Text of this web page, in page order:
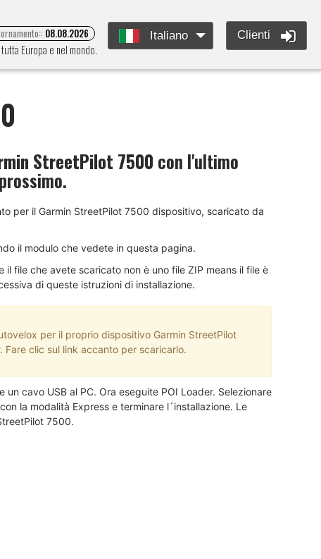
Europa e nel mondo.
08.08.2026 Italiano Clienti
StreetPilot 7500 con l'ultimo
per il Garmin StreetPilot 7500 dispositivo, scaricato da
il modulo che vedete in questa pagina.
file che avete scaricato non è uno file ZIP means il file è
di queste istruzioni di installazione.
per il proprio dispositivo Garmin StreetPilot
clic sul link accanto per scaricarlo.
cavo USB al PC. Ora eseguite POI Loader. Selezionare
la modalità Express e terminare l´installazione. Le
7500.